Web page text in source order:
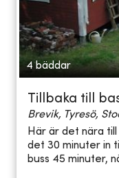
4 bäddar
Tillbaka till
Brevik, Tyresö,
Här är det nära
det 30 minuter in
buss 45 minuter,